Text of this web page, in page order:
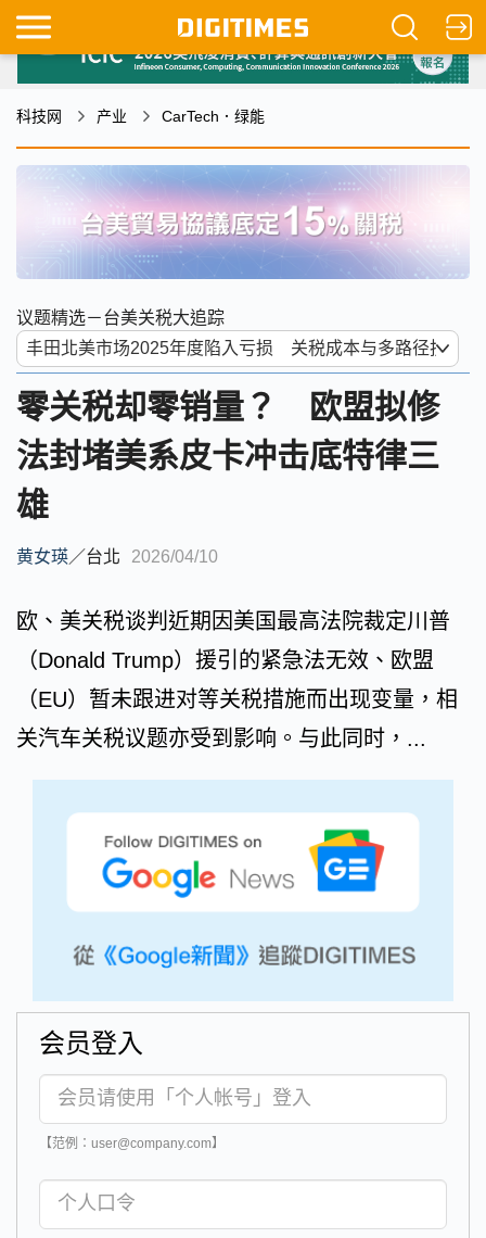
科技网 产业 CarTech．绿能
议题精选－台美关税大追踪
零关税却零销量？ 欧盟拟修
法封堵美系皮卡冲击底特律三
雄
黄女瑛／台北 2026/04/10
欧、美关税谈判近期因美国最高法院裁定川普
（Donald Trump）援引的紧急法无效、欧盟
（EU）暂未跟进对等关税措施而出现变量，相
关汽车关税议题亦受到影响。与此同时，...
会员登入
【范例：user@company.com】